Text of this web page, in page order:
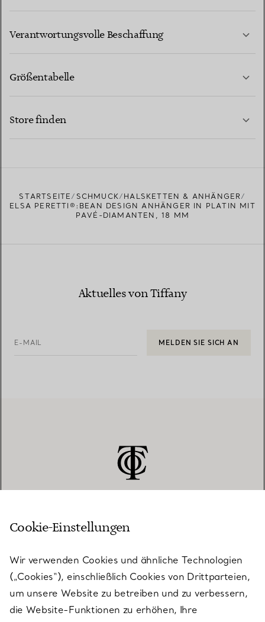
Verantwortungsvolle Beschaffung
Größentabelle
Store finden
STARTSEITE SCHMUCK
HALSKETTEN & ANHÄNGER
ELSA PERETTI®:BEAN DESIGN ANHÄNGER IN PLATIN MIT
PAVÉ-DIAMANTEN, 18 MM
Aktuelles von Tiffany
E-MAIL MELDEN SIE SICH AN
KUNDENSERVICE
SERVICES
Cookie-Einstellungen
Wir verwenden Cookies und ähnliche Technologien
(„Cookies“), einschließlich Cookies von Drittparteien,
um unsere Website zu betreiben und zu verbessern,
die Website-Funktionen zu erhöhen, Ihre